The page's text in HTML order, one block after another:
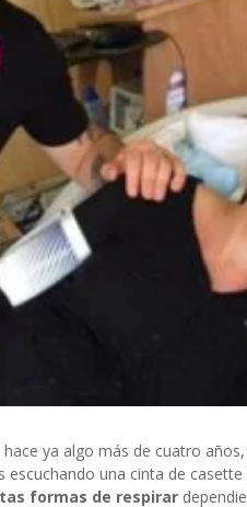
ya algo más de cuatro
una cinta de
formas de respirar